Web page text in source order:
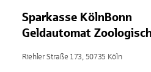
Sparkasse KölnBonn
Geldautomat
Riehler Straße 173, 50735 Köln